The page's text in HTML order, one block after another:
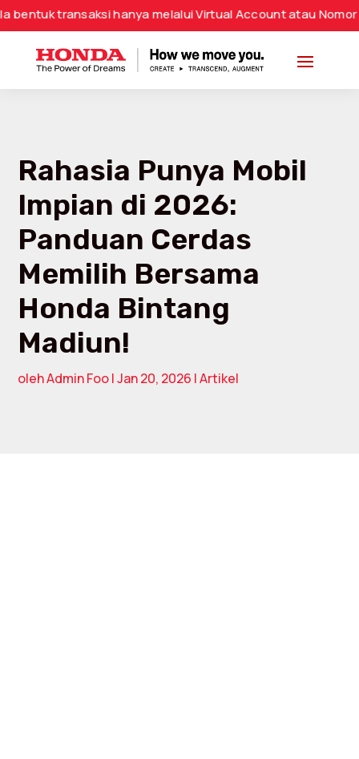
hanya melalui Virtual Account atau Nomor Rekening
Rahasia Punya Mobil
Impian di 2026:
Panduan Cerdas
Memilih Bersama
Honda Bintang
Madiun!
olehAdmin Foo|Jan 20, 2026 |Artikel